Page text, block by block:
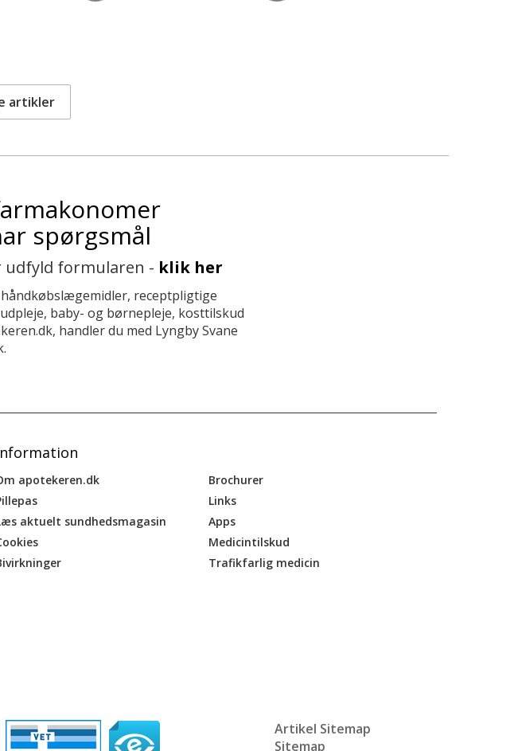
artikler
spørgsmål
udfyld formularen - klik her
receptpligtige
baby- og børnepleje, kosttilskud
handler du med Lyngby Svane
apotekeren.dk
aktuelt sundhedsmagasin
Brochurer
Links
Apps
Medicintilskud
Trafikfarlig medicin
Artikel Sitemap
Sitemap